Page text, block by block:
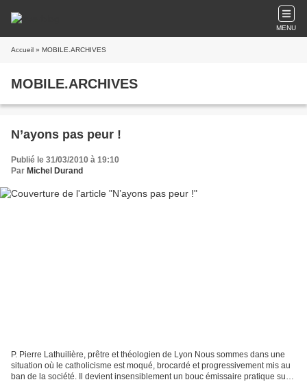
MENU
Accueil » MOBILE.ARCHIVES
MOBILE.ARCHIVES
N’ayons pas peur !
Publié le 31/03/2010 à 19:10
Par Michel Durand
P. Pierre Lathuilière, prêtre et théologien de Lyon Nous sommes dans une
situation où le catholicisme est moqué, brocardé et progressivement mis au
ban de la société. Il devient insensiblement un bouc émissaire pratique sur